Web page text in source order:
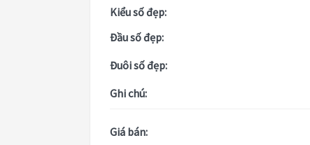
Kiểu số đẹp:
Đầu số đẹp:
Đuôi số đẹp:
Ghi chú:
Giá bán: